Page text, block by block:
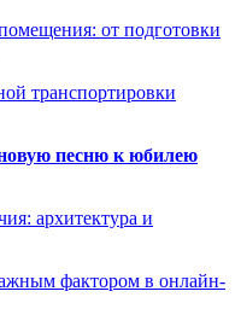
от подготовки
транспортировки
песню к юбилею
архитектура и
фактором в онлайн-